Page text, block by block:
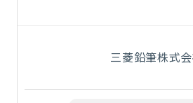
三菱鉛筆株式